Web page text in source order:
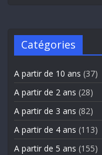
Catégories
A partir de 10 ans (37)
A partir de 2 ans (28)
A partir de 3 ans (82)
A partir de 4 ans (113)
A partir de 5 ans (155)